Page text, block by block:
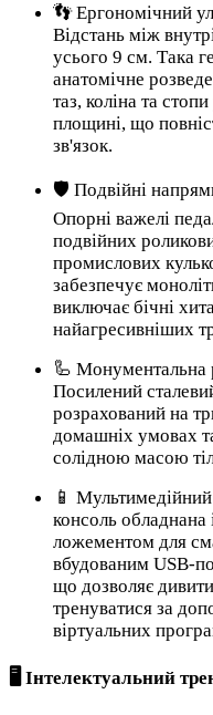
👣 Ергономічний
Відстань між
усього 9 см. Така
анатомічне
таз, коліна та
площині, що
зв'язок.
🛡️ Подвійні
Опорні важелі
подвійних
промислових
забезпечує
виключає бічні
найагресивніших
🦾 Монументальна
Посилений
розрахований на
домашніх умовах
солідною масою
📱
консоль обладнана
ложементом для
вбудованим USB-
що дозволяє
тренуватися за
віртуальних
🖥️ Інтелектуальний